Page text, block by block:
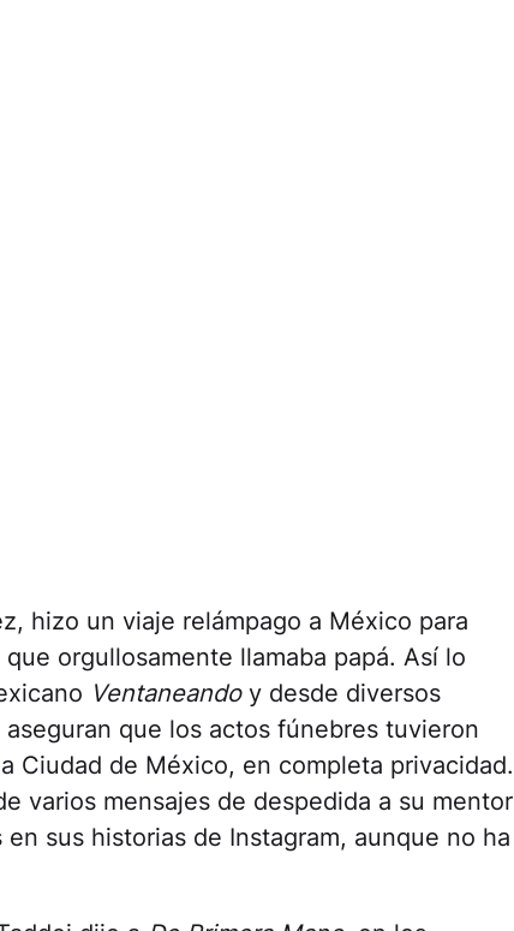
hizo un viaje relámpago a México para
orgullosamente llamaba papá. Así lo
Ventaneandoy desde diversos
que los actos fúnebres tuvieron
Ciudad de México, en completa privacidad.
varios mensajes de despedida a su mentor
sus historias de Instagram, aunque no ha